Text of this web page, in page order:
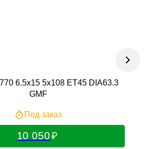
6.5x15 5x108 ET45 DIA63.3
GMF
Под заказ
10 050